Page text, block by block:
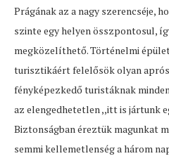
Prágának az a nagy szerencséje,
szinte egy helyen összpontosul,
megközelíthető. Történelmi
turisztikáért felelősök olyan
fényképezkedő turistáknak
az elengedhetetlen ,,itt is jártunk
Biztonságban éreztük magunkat
semmi kellemetlenség a három